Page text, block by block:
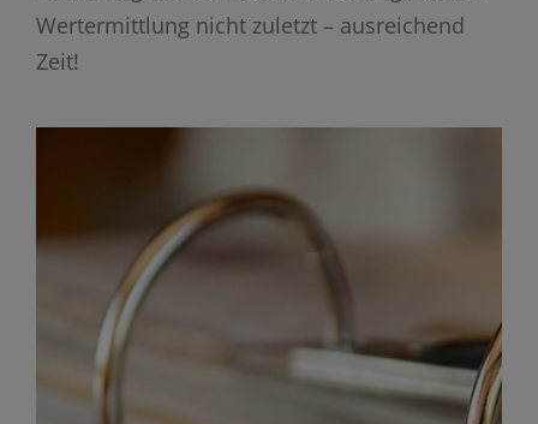
Wertermittlung nicht zuletzt – ausreichend
Zeit!